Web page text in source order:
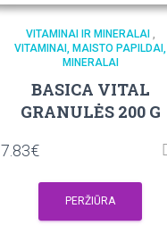
VITAMINAI IR MINERALAI ,
VITAMINAI, MAISTO PAPILDAI,
MINERALAI
BASICA VITAL
GRANULĖS 200 G
7.83€
PERŽIŪRA